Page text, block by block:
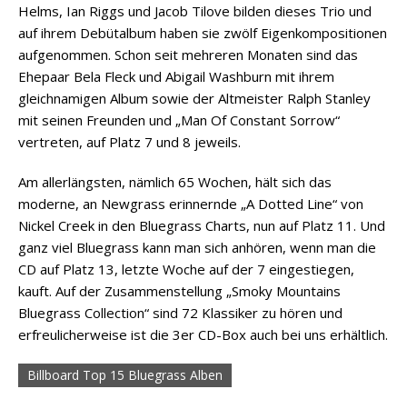
Helms, Ian Riggs und Jacob Tilove bilden dieses Trio und
auf ihrem Debütalbum haben sie zwölf Eigenkompositionen
aufgenommen. Schon seit mehreren Monaten sind das
Ehepaar Bela Fleck und Abigail Washburn mit ihrem
gleichnamigen Album sowie der Altmeister Ralph Stanley
mit seinen Freunden und „Man Of Constant Sorrow“
vertreten, auf Platz 7 und 8 jeweils.
Am allerlängsten, nämlich 65 Wochen, hält sich das
moderne, an Newgrass erinnernde „A Dotted Line“ von
Nickel Creek in den Bluegrass Charts, nun auf Platz 11. Und
ganz viel Bluegrass kann man sich anhören, wenn man die
CD auf Platz 13, letzte Woche auf der 7 eingestiegen,
kauft. Auf der Zusammenstellung „Smoky Mountains
Bluegrass Collection“ sind 72 Klassiker zu hören und
erfreulicherweise ist die 3er CD-Box auch bei uns erhältlich.
Billboard Top 15 Bluegrass Alben